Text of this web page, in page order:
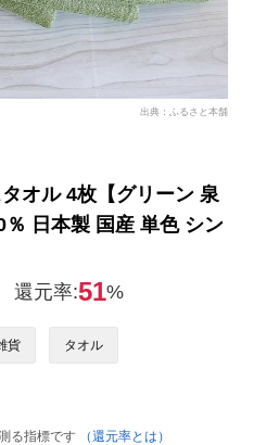
出典：ふるさと本舗
オル 4枚【グリーン 泉
日本製 国産 単色 シン
還元率:51%
貨 タオル
る指標です
（還元率とは）